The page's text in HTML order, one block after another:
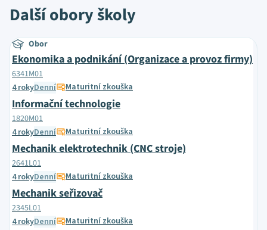
Další obory školy
Obor
Ekonomika a podnikání (Organizace a provoz firmy)
6341M01
4 rokyDenní Maturitní zkouška
Informační technologie
1820M01
4 rokyDenní Maturitní zkouška
Mechanik elektrotechnik (CNC stroje)
2641L01
4 rokyDenní Maturitní zkouška
Mechanik seřizovač
2345L01
4 rokyDenní Maturitní zkouška